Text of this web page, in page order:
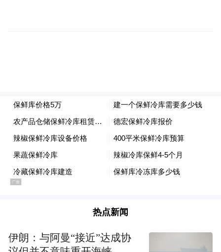
这个季节曾是念斌姐弟记忆中最美好的，暑
气渐退，父亲躺在藤椅上乘凉，用老党员的
口吻教育念斌，母亲在屋子里祷告。八年前
念斌被抓后，这些都成为了永久的回忆，这
热点新闻
伊朗：与阿曼“接近”达成协